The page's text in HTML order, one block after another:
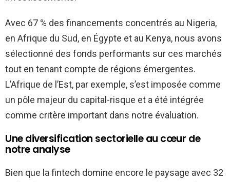
Avec 67 % des financements concentrés au Nigeria,
en Afrique du Sud, en Égypte et au Kenya, nous avons
sélectionné des fonds performants sur ces marchés
tout en tenant compte de régions émergentes.
L’Afrique de l’Est, par exemple, s’est imposée comme
un pôle majeur du capital-risque et a été intégrée
comme critère important dans notre évaluation.
Une diversification sectorielle au cœur de
notre analyse
Bien que la fintech domine encore le paysage avec 32